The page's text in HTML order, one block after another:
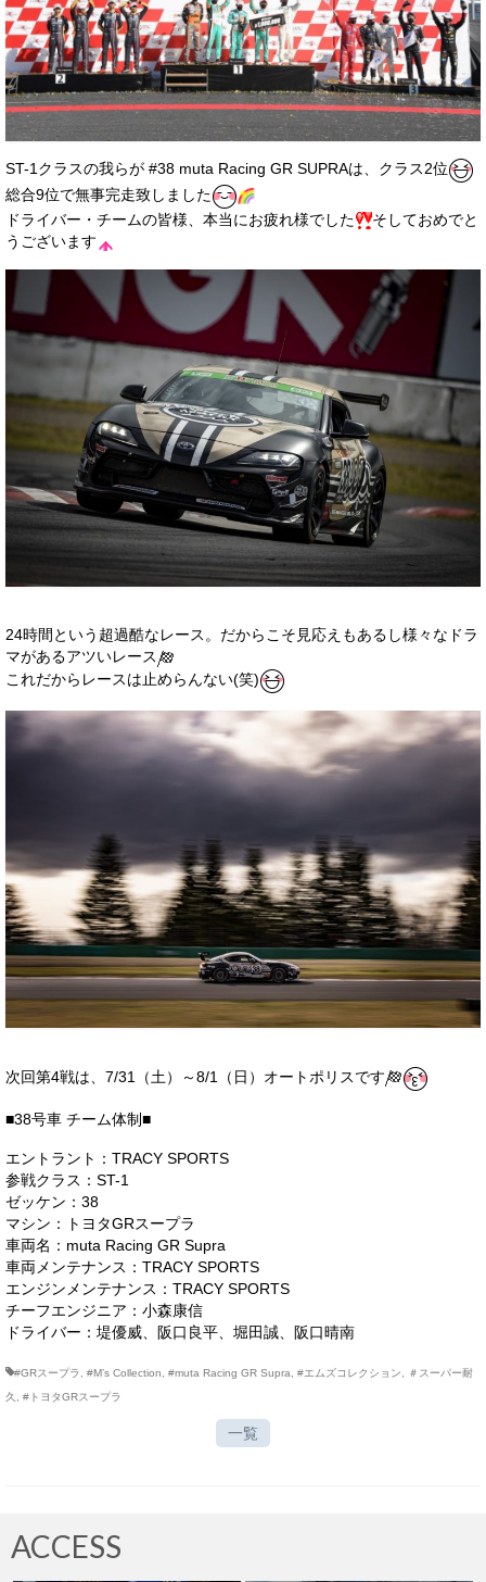
イベント
ニュース
スタッフブログ
お客様の声
お問い合わせ
メールフォーム
電話はこちら
ST-1クラスの我らが #38 muta Racing GR SUPRAは、クラス2位
総合9位で無事完走致しました
ドライバー・チームの皆様、本当にお疲れ様でした
そしておめでと
うございます
24時間という超過酷なレース。だからこそ見応えもあるし様々なドラ
マがあるアツいレース
これだからレースは止めらんない(笑)
次回第4戦は、7/31（土）～8/1（日）オートポリスです
■38号車 チーム体制■
エントラント：TRACY SPORTS
参戦クラス：ST-1
ゼッケン：38
マシン：トヨタGRスープラ
車両名：muta Racing GR Supra
車両メンテナンス：TRACY SPORTS
エンジンメンテナンス：TRACY SPORTS
チーフエンジニア：小森康信
ドライバー：堤優威、阪口良平、堀田誠、阪口晴南
#GRスープラ , #M’s Collection, #muta Racing GR Supra, #エムズコレクション, ＃スーパー耐
久 , #トヨタGRスープラ
一覧
ACCESS